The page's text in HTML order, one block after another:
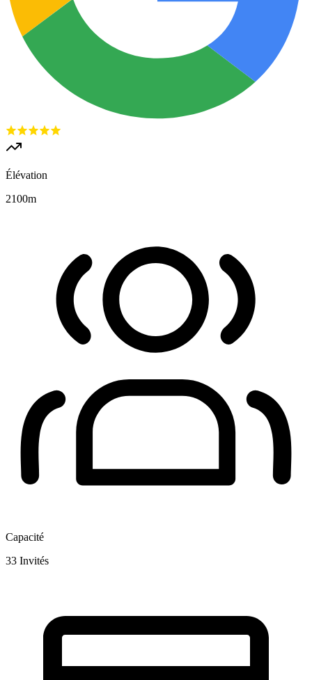
Élévation
2100m
Capacité
33 Invités